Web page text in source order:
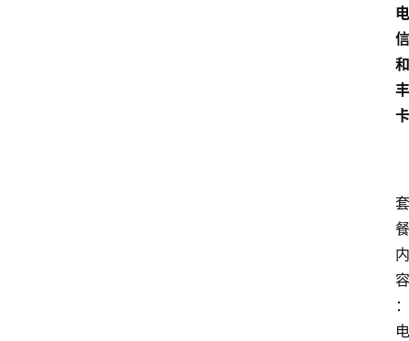
电
信
和
丰
卡
套
餐
内
容
：
电